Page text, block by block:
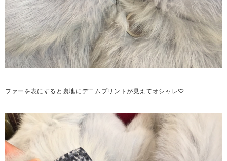
ファーを表にすると裏地にデニムプリントが見えてオシャレ♡